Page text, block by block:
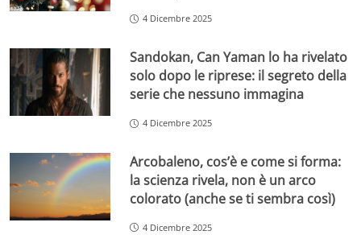
4 Dicembre 2025
Sandokan, Can Yaman lo ha rivelato
solo dopo le riprese: il segreto della
serie che nessuno immagina
4 Dicembre 2025
Arcobaleno, cos’è e come si forma:
la scienza rivela, non è un arco
colorato (anche se ti sembra così)
4 Dicembre 2025